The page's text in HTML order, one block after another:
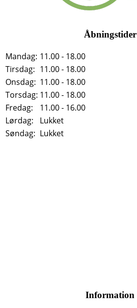
Åbningstider
Mandag: 11.00 - 18.00
Tirsdag: 11.00 - 18.00
Onsdag: 11.00 - 18.00
Torsdag: 11.00 - 18.00
Fredag:
11.00 - 16.00
Lørdag:
Lukket
Søndag: Lukket
Information